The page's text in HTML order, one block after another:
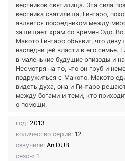
вестников святилища. Эта сила
вестника святилища, Гинтаро,
является посредником между
защищает храм со времен Эдо. Во
Макото Гинтаро объявит, что
наследницей власти в его семье.
в маленькие будущие эпизоды и
Несмотря на то, что он груб и
подружиться с Макото. Макото
видеть духа, она и Гинтаро
между богами и теми, кто
о помощи.
год: 2013
количество серий: 12
озвучили: AniDUB
сезон: 1